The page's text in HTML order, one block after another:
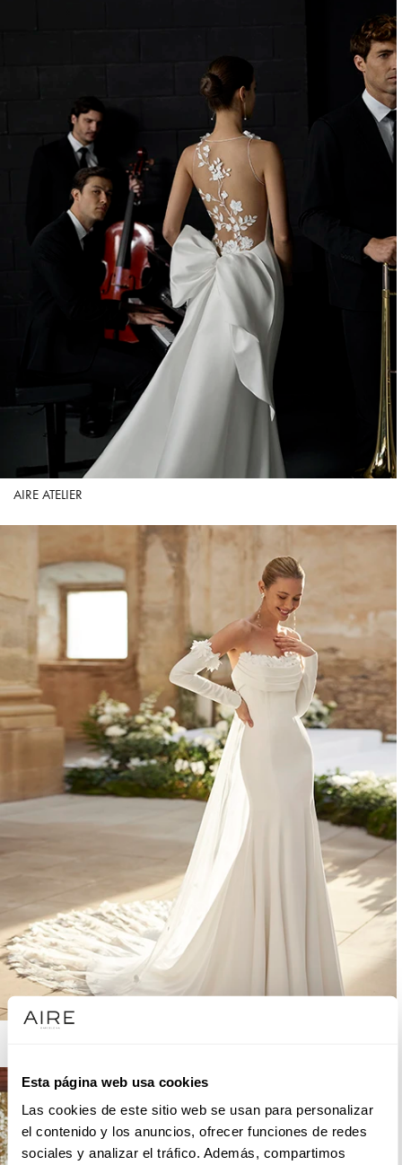
Esta página web usa cookies
Las cookies de este sitio web se usan para personalizar
el contenido y los anuncios, ofrecer funciones de redes
sociales y analizar el tráfico. Además, compartimos
AIRE ATELIER